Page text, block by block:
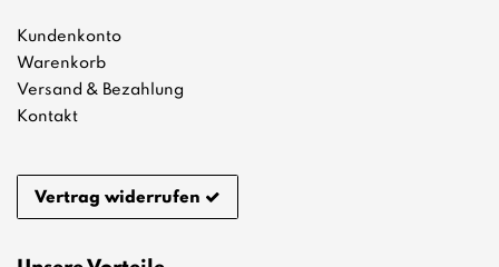
Kundenkonto
Warenkorb
Versand & Bezahlung
Kontakt
Vertrag widerrufen